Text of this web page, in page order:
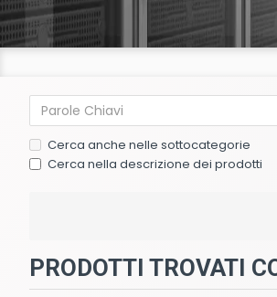
Cerca anche nelle sottocategorie
Cerca nella descrizione dei prodotti
PRODOTTI TROVATI